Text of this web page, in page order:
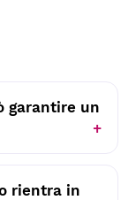
garantire un
rientra in